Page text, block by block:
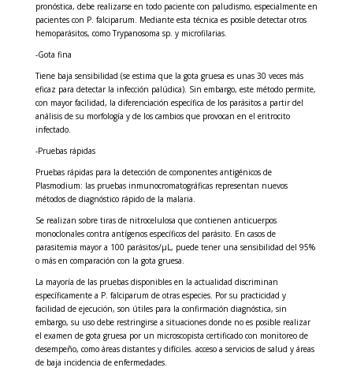
pronóstica, debe realizarse en todo paciente con paludismo, especialmente en
pacientes con P. falciparum. Mediante esta técnica es posible detectar otros
hemoparásitos, como Trypanosoma sp. y microfilarias.
-Gota fina
Tiene baja sensibilidad (se estima que la gota gruesa es unas 30 veces más
eficaz para detectar la infección palúdica). Sin embargo, este método permite,
con mayor facilidad, la diferenciación específica de los parásitos a partir del
análisis de su morfología y de los cambios que provocan en el eritrocito
infectado.
-Pruebas rápidas
Pruebas rápidas para la detección de componentes antigénicos de
Plasmodium: las pruebas inmunocromatográficas representan nuevos
métodos de diagnóstico rápido de la malaria.
Se realizan sobre tiras de nitrocelulosa que contienen anticuerpos
monoclonales contra antígenos específicos del parásito. En casos de
parasitemia mayor a 100 parásitos/μL, puede tener una sensibilidad del 95%
o más en comparación con la gota gruesa.
La mayoría de las pruebas disponibles en la actualidad discriminan
específicamente a P. falciparum de otras especies. Por su practicidad y
facilidad de ejecución, son útiles para la confirmación diagnóstica, sin
embargo, su uso debe restringirse a situaciones donde no es posible realizar
el examen de gota gruesa por un microscopista certificado con monitoreo de
desempeño, como áreas distantes y difíciles. acceso a servicios de salud y áreas
de baja incidencia de enfermedades.